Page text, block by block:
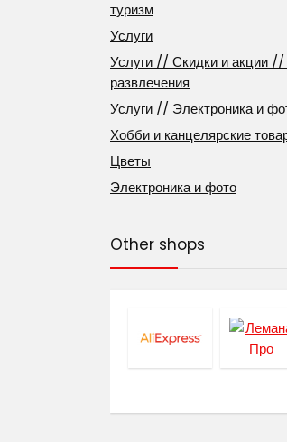
туризм
Услуги
Услуги // Скидки и акции //
развлечения
Услуги // Электроника и
Хобби и канцелярские
Цветы
Электроника и фото
Other shops